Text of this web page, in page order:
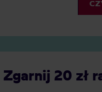
smak i przyspieszają
sprzętu.
Zgarnij 20 zł